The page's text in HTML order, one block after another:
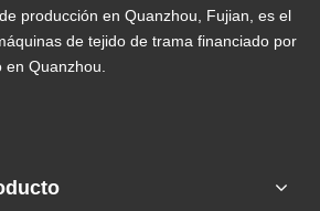
producción en Quanzhou, Fujian, es el
de tejido de trama financiado por
Quanzhou.